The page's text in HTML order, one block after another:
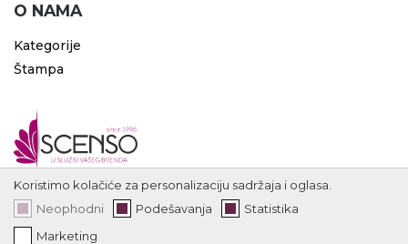
O NAMA
Kategorije
Štampa
Koristimo kolačiće za personalizaciju sadržaja i oglasa.
Neophodni
Podešavanja
Statistika
Marketing